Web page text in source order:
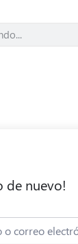
de nuevo!